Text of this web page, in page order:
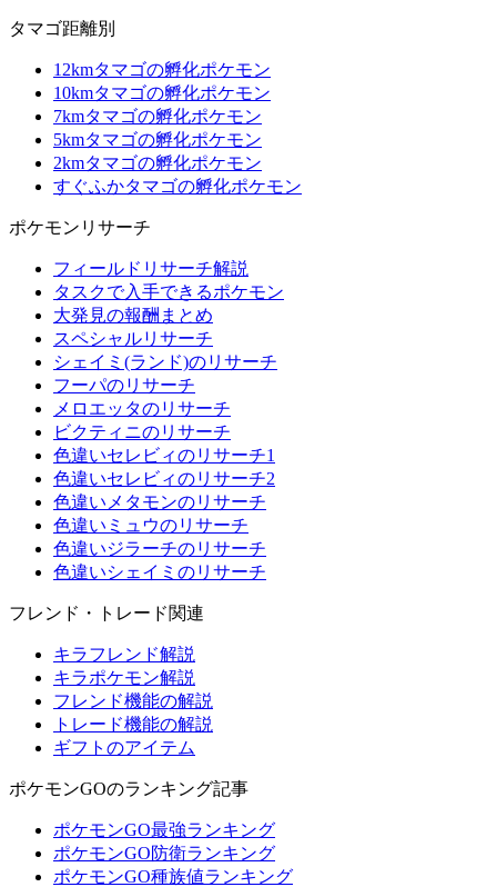
タマゴ距離別
12kmタマゴの孵化ポケモン
10kmタマゴの孵化ポケモン
7kmタマゴの孵化ポケモン
5kmタマゴの孵化ポケモン
2kmタマゴの孵化ポケモン
すぐふかタマゴの孵化ポケモン
ポケモンリサーチ
フィールドリサーチ解説
タスクで入手できるポケモン
大発見の報酬まとめ
スペシャルリサーチ
シェイミ(ランド)のリサーチ
フーパのリサーチ
メロエッタのリサーチ
ビクティニのリサーチ
色違いセレビィのリサーチ1
色違いセレビィのリサーチ2
色違いメタモンのリサーチ
色違いミュウのリサーチ
色違いジラーチのリサーチ
色違いシェイミのリサーチ
フレンド・トレード関連
キラフレンド解説
キラポケモン解説
フレンド機能の解説
トレード機能の解説
ギフトのアイテム
ポケモンGOのランキング記事
ポケモンGO最強ランキング
ポケモンGO防衛ランキング
ポケモンGO種族値ランキング